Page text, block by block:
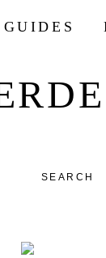
GUIDES